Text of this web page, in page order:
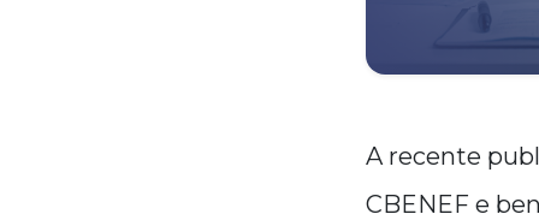
A recente
CBENEF e